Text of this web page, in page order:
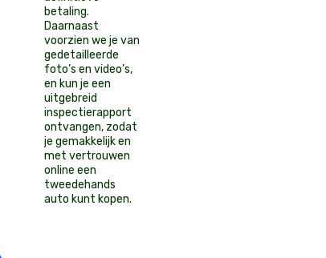
betaling.
Daarnaast
voorzien we je van
gedetailleerde
foto’s en video’s,
en kun je een
uitgebreid
inspectierapport
ontvangen, zodat
je gemakkelijk en
met vertrouwen
online een
tweedehands
auto kunt kopen.